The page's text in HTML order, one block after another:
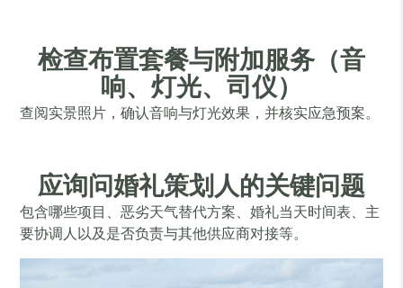
检查布置套餐与附加服务（音
响、灯光、司仪）
查阅实景照片，确认音响与灯光效果，并核实应急预案。
应询问婚礼策划人的关键问题
包含哪些项目、恶劣天气替代方案、婚礼当天时间表、主
要协调人以及是否负责与其他供应商对接等。